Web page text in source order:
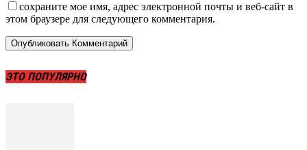
сохраните мое имя, адрес электронной почты и веб-сайт в
этом браузере для следующего комментария.
ЭТО ПОПУЛЯРНО